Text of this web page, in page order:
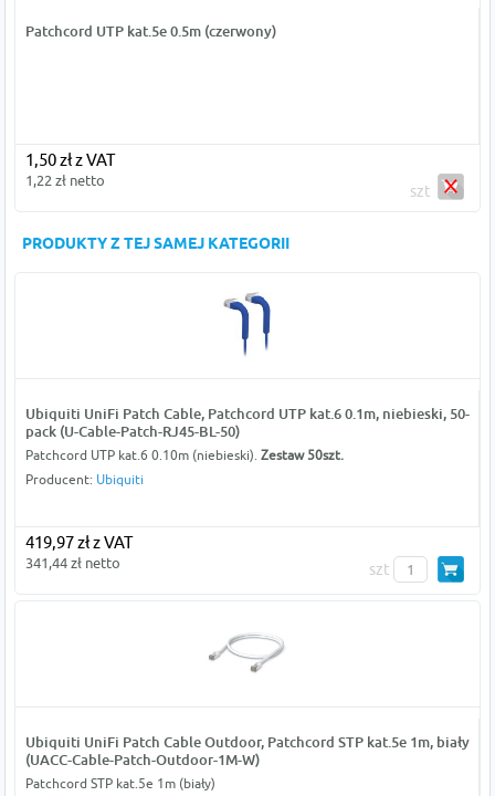
Patchcord UTP kat.5e 0.5m (czerwony)
1,50 zł z VAT
1,22 zł netto
szt
PRODUKTY Z TEJ SAMEJ KATEGORII
Ubiquiti UniFi Patch Cable, Patchcord UTP kat.6 0.1m, niebieski, 50-
pack (U-Cable-Patch-RJ45-BL-50)
Patchcord UTP kat.6 0.10m (niebieski). Zestaw 50szt.
Producent: Ubiquiti
419,97 zł z VAT
341,44 zł netto szt
Ubiquiti UniFi Patch Cable Outdoor, Patchcord STP kat.5e 1m, biały
(UACC-Cable-Patch-Outdoor-1M-W)
Patchcord STP kat.5e 1m (biały)